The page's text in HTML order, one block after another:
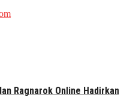
Ragnarok Online Hadirkan